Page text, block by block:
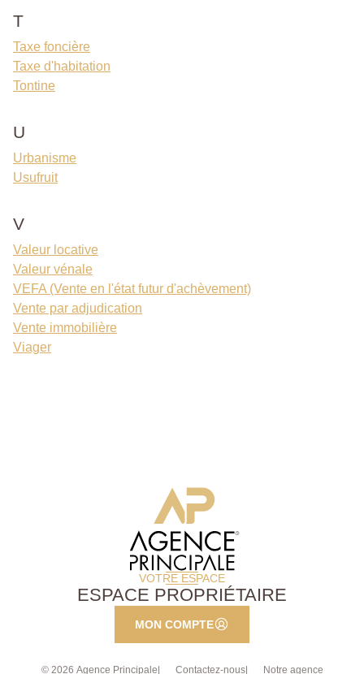
T
Taxe foncière
Taxe d'habitation
Tontine
U
Urbanisme
Usufruit
V
Valeur locative
Valeur vénale
VEFA (Vente en l'état futur d'achèvement)
Vente par adjudication
Vente immobilière
Viager
VOTRE ESPACE
ESPACE PROPRIÉTAIRE
MON COMPTE
© 2026 Agence Principale Contactez-nous Notre agence